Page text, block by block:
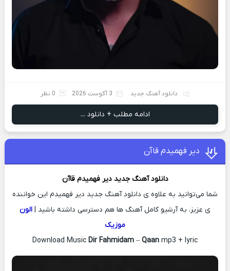
دانلود آهنگ جدید 3 آگوست 2026 0 نظر
ادامه مطلب + دانلود ...
دیر فهمیدم قاآن
دانلود آهنگ جدید دیر فهمیدمقاآن
شما می‌توانید به علاوه ی دانلود آهنگ جدید دیر فهمیدم این خواننده
ی عزیز، به آرشیو کامل آهنگ ها هم دسترسی داشته باشید | الون
موزیک
Download Music Dir Fahmidam – Qaan mp3 + lyric